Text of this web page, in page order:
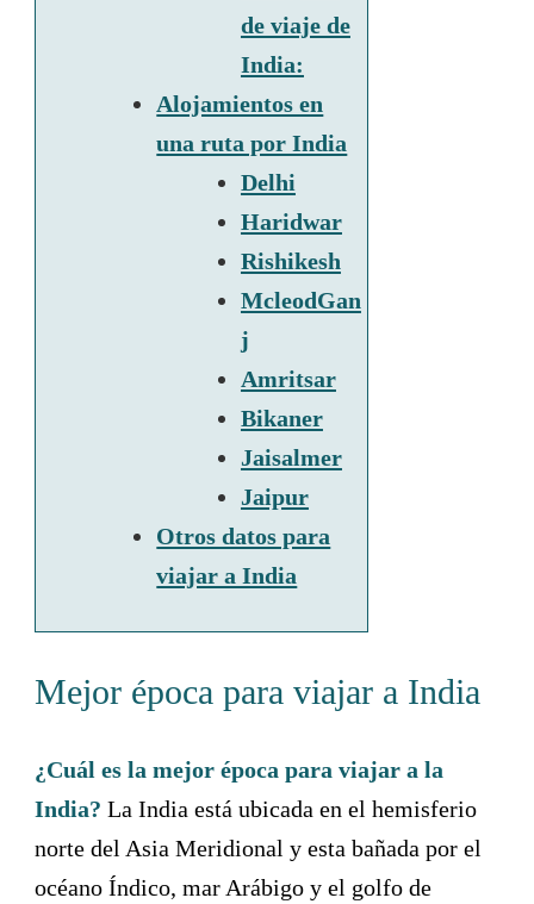
de viaje de
India:
Alojamientos en
una ruta por India
Delhi
Haridwar
Rishikesh
McleodGan
j
Amritsar
Bikaner
Jaisalmer
Jaipur
Otros datos para
viajar a India
Mejor época para viajar a India
¿Cuál es la mejor época para viajar a la
India? La India está ubicada en el hemisferio
norte del Asia Meridional y esta bañada por el
océano Índico, mar Arábigo y el golfo de